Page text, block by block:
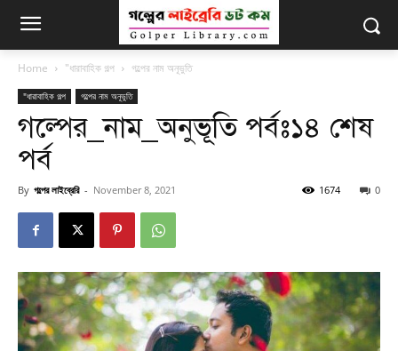
Home "ধারাবাহিক গল্প গল্পের নাম অনূভুতি
"ধারাবাহিক গল্প গল্পের নাম অনূভুতি
গল্পের_নাম_অনুভূতি পর্বঃ১৪ শেষ
পর্ব
By গল্পের লাইব্রেরি - November 8, 2021 0
1674